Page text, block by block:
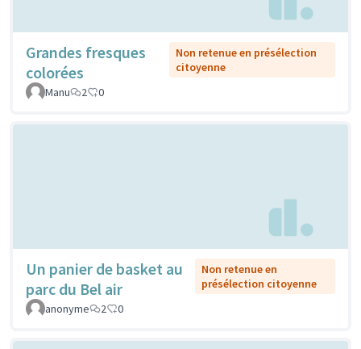
Grandes fresques
colorées
Non retenue en présélection
citoyenne
Manu
2 0
Un panier de basket au
parc du Bel air
Non retenue en
présélection citoyenne
anonyme
2 0